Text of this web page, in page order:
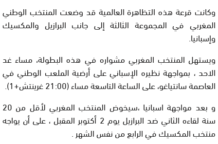
وكانت قرعة هذه التظاهرة العالمية قد وضعت المنتخب الوطني
المغربي في المجموعة الثالثة إلى جانب البرازيل والمكسيك
وإسبانيا.
ويستهل المنتخب المغربي مشواره في هذه البطولة، مساء غد
الاحد ، بمواجهة نظيره الإسباني على أرضية الملعب الوطني في
العاصمة سانتياغو، على الساعة التاسعة مساء (21:00 غرينتش+1).
و بعد مواجهة اسبانيا ،سيخوض المنتخب المغربي لأقل من 20
سنة لقاءه الثاني ضد البرازيل يوم 2 أكتوبر المقبل ، على أن يواجه
منتخب المكسيك في الرابع من نفس الشهر .